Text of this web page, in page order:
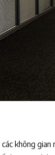
không gian